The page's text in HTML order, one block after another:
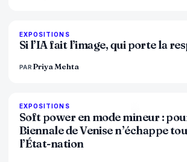
EXPOSITIONS
Si l’IA fait l’image, qui porte la
PAR Priya Mehta
EXPOSITIONS
Soft power en mode mineur :
Biennale de Venise n’échappe
l’État-nation